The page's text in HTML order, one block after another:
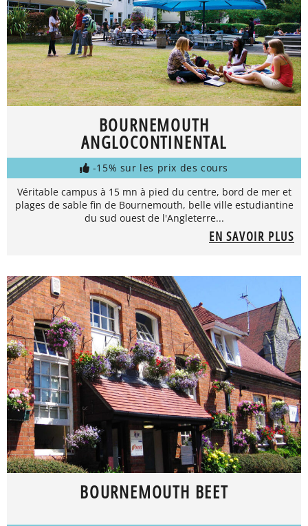
BOURNEMOUTH
ANGLOCONTINENTAL
-15% sur les prix des cours
Véritable campus à 15 mn à pied du centre, bord de mer et
plages de sable fin de Bournemouth, belle ville estudiantine
du sud ouest de l'Angleterre...
EN SAVOIR PLUS
BOURNEMOUTH BEET